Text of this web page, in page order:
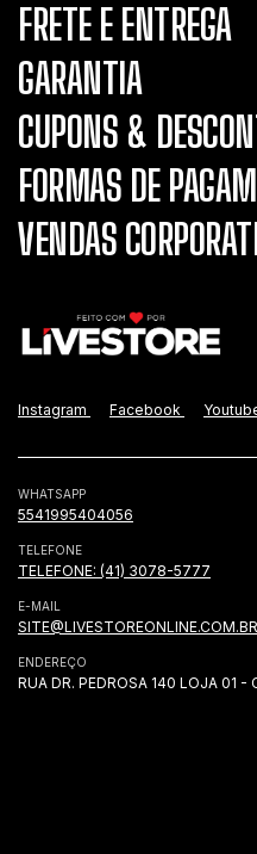
FRETE E ENTREGA
GARANTIA
CUPONS &
FORMAS DE
VENDAS
Instagram Facebook
WHATSAPP
5541995404056
TELEFONE
TELEFONE: (41) 3078-5777
E-MAIL
SITE@LIVESTOREONLINE.COM.BR
ENDEREÇO
RUA DR. PEDROSA 140 LOJA 01 -